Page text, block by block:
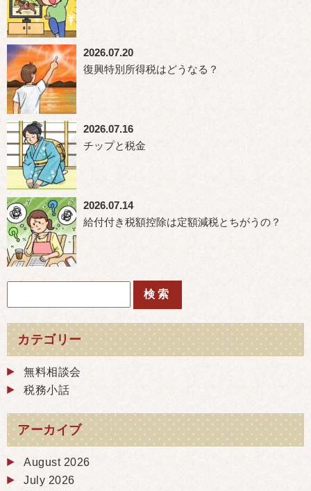
2026.07.20
復興特別所得税はどうなる？
2026.07.16
チップと税金
2026.07.14
給付付き税額控除は定額減税とちがうの？
カテゴリー
無料相談会
税務小話
アーカイブ
August 2026
July 2026